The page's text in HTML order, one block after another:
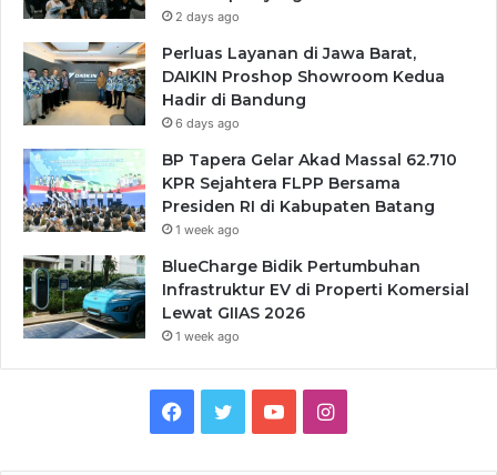
2 days ago
Perluas Layanan di Jawa Barat,
DAIKIN Proshop Showroom Kedua
Hadir di Bandung
6 days ago
BP Tapera Gelar Akad Massal 62.710
KPR Sejahtera FLPP Bersama
Presiden RI di Kabupaten Batang
1 week ago
BlueCharge Bidik Pertumbuhan
Infrastruktur EV di Properti Komersial
Lewat GIIAS 2026
1 week ago
Facebook
TwitterYouTubeInstagram